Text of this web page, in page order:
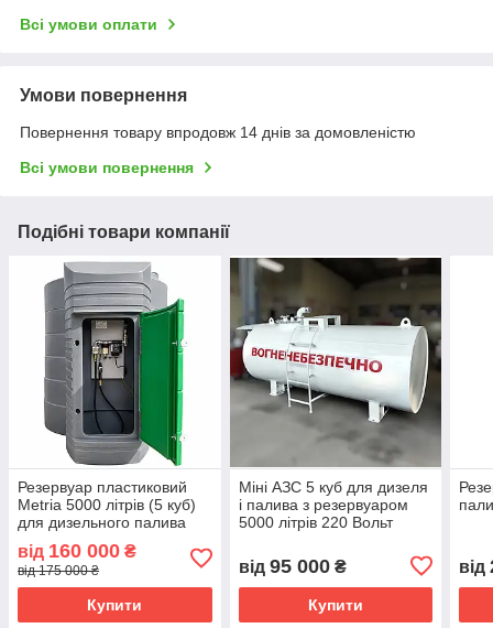
Всі умови оплати
Умови повернення
Повернення товару впродовж 14 днів за домовленістю
Всі умови повернення
Подібні товари компанії
Резервуар пластиковий
Metria 5000 літрів (5 куб)
для дизельного палива
від 160 000 ₴
від 175 000 ₴
Купити
Міні АЗС 5 куб для дизеля
і палива з резервуаром
5000 літрів 220 Вольт
від 95 000₴
Купити
від